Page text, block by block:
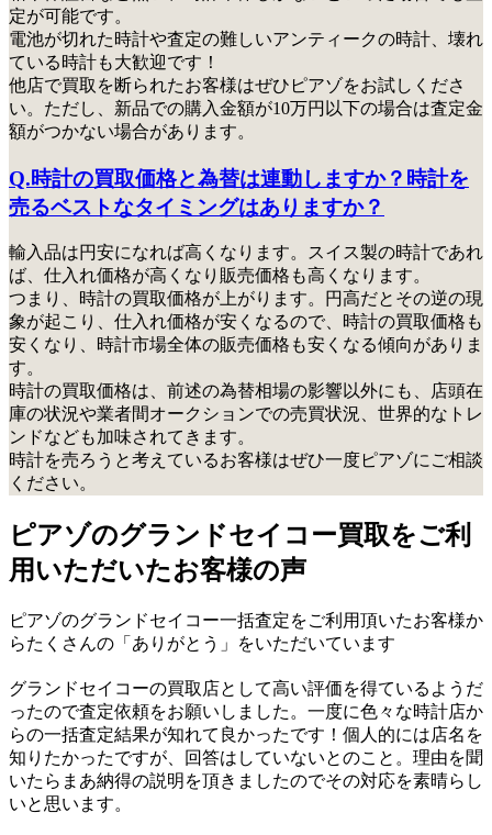
定が可能です。
電池が切れた時計や査定の難しいアンティークの時計、壊れ
ている時計も大歓迎です！
他店で買取を断られたお客様はぜひピアゾをお試しくださ
い。ただし、新品での購入金額が10万円以下の場合は査定金
額がつかない場合があります。
Q.時計の買取価格と為替は連動しますか？時計を
売るベストなタイミングはありますか？
輸入品は円安になれば高くなります。スイス製の時計であれ
ば、仕入れ価格が高くなり販売価格も高くなります。
つまり、時計の買取価格が上がります。円高だとその逆の現
象が起こり、仕入れ価格が安くなるので、時計の買取価格も
安くなり、時計市場全体の販売価格も安くなる傾向がありま
す。
時計の買取価格は、前述の為替相場の影響以外にも、店頭在
庫の状況や業者間オークションでの売買状況、世界的なトレ
ンドなども加味されてきます。
時計を売ろうと考えているお客様はぜひ一度ピアゾにご相談
ください。
ピアゾのグランドセイコー買取をご利
用いただいたお客様の声
ピアゾのグランドセイコー一括査定をご利用頂いたお客様か
らたくさんの「ありがとう」をいただいています
グランドセイコーの買取店として高い評価を得ているようだ
ったので査定依頼をお願いしました。一度に色々な時計店か
らの一括査定結果が知れて良かったです！個人的には店名を
知りたかったですが、回答はしていないとのこと。理由を聞
いたらまあ納得の説明を頂きましたのでその対応を素晴らし
いと思います。